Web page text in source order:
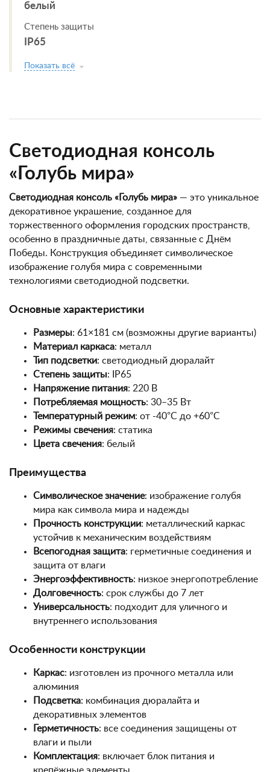
белый
Степень защиты
IP65
Показать всё
Светодиодная консоль
«Голубь мира»
Светодиодная консоль «Голубь мира» — это уникальное
декоративное украшение, созданное для
торжественного оформления городских пространств,
особенно в праздничные даты, связанные с Днём
Победы. Конструкция объединяет символическое
изображение голубя мира с современными
технологиями светодиодной подсветки.
Основные характеристики
Размеры: 61×181 см (возможны другие варианты)
Материал каркаса: металл
Тип подсветки: светодиодный дюралайт
Степень защиты: IP65
Напряжение питания: 220 В
Потребляемая мощность: 30–35 Вт
Температурный режим: от -40°C до +60°C
Режимы свечения: статика
Цвета свечения: белый
Преимущества
Символическое значение: изображение голубя
мира как символа мира и надежды
Прочность конструкции: металлический каркас
устойчив к механическим воздействиям
Всепогодная защита: герметичные соединения и
защита от влаги
Энергоэффективность: низкое энергопотребление
Долговечность: срок службы до 7 лет
Универсальность: подходит для уличного и
внутреннего использования
Особенности конструкции
Каркас: изготовлен из прочного металла или
алюминия
Подсветка: комбинация дюралайта и
декоративных элементов
Герметичность: все соединения защищены от
влаги и пыли
Комплектация: включает блок питания и